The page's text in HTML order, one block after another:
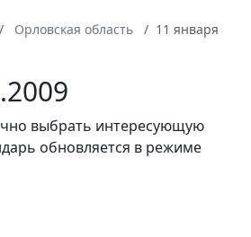
Орловская область
11 января
выбрать интересующую
обновляется в режиме